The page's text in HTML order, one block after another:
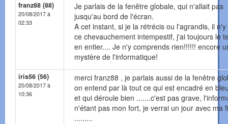
franz88 (88)
20/08/2017 à
02:33
Je parlais de la fenêtre globale, qui n'allait pas
jusqu'au bord de l'écran.
A cet instant, si je la rétrécis ou l'agrandis, il
ce chevauchement intempestif, j'ai toujours le
en entier.... Je n'y comprends rien!!!!!! encore
mystère de l'informatique!
iris56 (56)
20/08/2017 à
10:36
merci franz88 , je parlais aussi de la fenêtre
on entend par là tout ce qui est encadré en
et qui déroule bien .......c'est pas grave,
n'étant pas mon fort, je verrai un jour avec ma
.........